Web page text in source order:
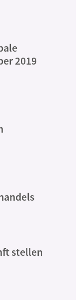
2019
stellen